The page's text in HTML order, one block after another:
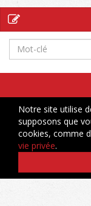
Notre site utilise
supposons que
cookies, comme
vie privée.